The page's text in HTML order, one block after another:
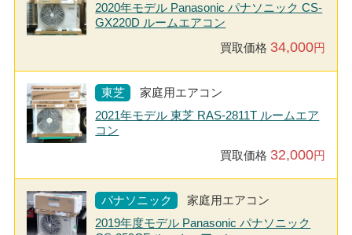
2020年モデル Panasonic パナソニック CS-
GX220D ルームエアコン
買取価格 34,000円
東芝
家庭用エアコン
2021年モデル 東芝 RAS-2811T ルームエア
コン
買取価格 32,000円
パナソニック
家庭用エアコン
2019年度モデル Panasonic パナソニック